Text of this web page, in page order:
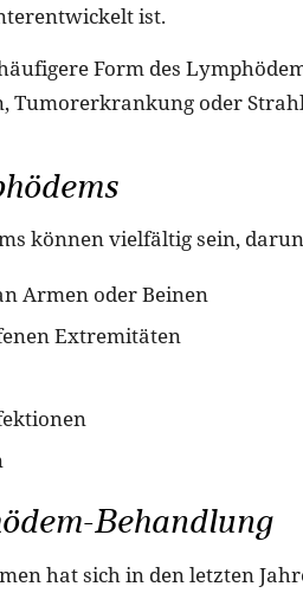
ist.
Form des
Tumorerkrankung oder
können vielfältig sein,
Armen oder Beinen
Extremitäten
Behandlung
hat sich in den letzten